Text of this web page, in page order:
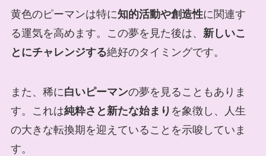
黄色のピーマンは特に知的活動や創造性に関連す
る運気を高めます。この夢を見た後は、 新しいこ
とにチャレンジする絶好のタイミングです。
また、稀に白いピーマンの夢を見ることもありま
す。これは純粋さと新たな始まり を象徴し、人生
の大きな転換期を迎えていることを示唆していま
す。